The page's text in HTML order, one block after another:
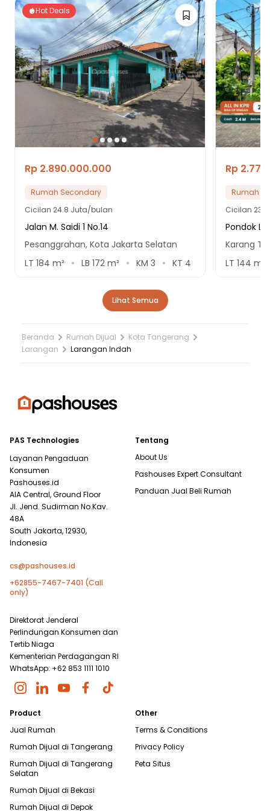
Hot Deals
Rp 2.890.000.000
Rumah Secondary
Cicilan 24.8 Juta/bulan
Jalan M. Saidi 1 No.14
Pesanggrahan, Kota Jakarta Selatan
LT 184 m² LB 172 m² KM 3 KT 4
Rp
Rumah
Cicilan
Pondok
Karang
LT 144 m²
Lihat Semua
Beranda Rumah Dijual
Kota Tangerang
Larangan
Larangan Indah
PAS Technologies
Layanan Pengaduan
Konsumen
Pashouses.id
AIA Central, Ground Floor
Jl. Jend. Sudirman No.Kav.
48A
South Jakarta, 12930,
Indonesia
cs@pashouses.id
+62855-7467-7401 (Call
only)
Direktorat Jenderal
Perlindungan Konsumen dan
Tertib Niaga
Kementerian Perdagangan RI
WhatsApp: +62 853 1111 1010
Tentang
About Us
Pashouses Expert Consultant
Panduan Jual Beli Rumah
Product
Jual Rumah
Rumah Dijual di Tangerang
Rumah Dijual di Tangerang
Selatan
Rumah Dijual di Bekasi
Rumah Dijual di Depok
Other
Terms & Conditions
Privacy Policy
Peta Situs